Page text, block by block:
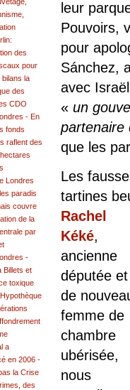
leur
Pouvoirs,
pour
Sánchez,
avec
« un
partenaire
que les
Les
tartines
Rachel
Kéké,
ancienne
députée et
de
femme de
chambre
ubérisée,
nous
des
pour
la
des
CDO
- En
fonds
raflent des
Londres
paradis
couvre
de la
par
-
Billets et
toxique
a
en 2006 -
la Crise
des